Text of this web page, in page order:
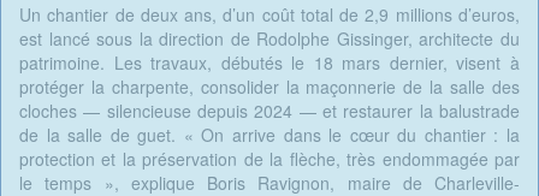
Un chantier de deux ans, d’un coût total de 2,9 millions d’euros,
est lancé sous la direction de Rodolphe Gissinger, architecte du
patrimoine. Les travaux, débutés le 18 mars dernier, visent à
protéger la charpente, consolider la maçonnerie de la salle des
cloches — silencieuse depuis 2024 — et restaurer la balustrade
de la salle de guet. « On arrive dans le cœur du chantier : la
protection et la préservation de la flèche, très endommagée par
le temps », explique Boris Ravignon, maire de Charleville-